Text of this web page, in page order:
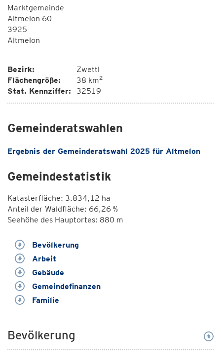
Marktgemeinde
Altmelon 60
3925
Altmelon
Bezirk:
Zwettl
Flächengröße:
38 km2
Stat. Kennziffer: 32519
Gemeinderatswahlen
Ergebnis der Gemeinderatswahl 2025 für Altmelon
Gemeindestatistik
Katasterfläche: 3.834,12 ha
Anteil der Waldfläche: 66,26 %
Seehöhe des Hauptortes: 880 m
Bevölkerung
Arbeit
Gebäude
Gemeindefinanzen
Familie
Bevölkerung